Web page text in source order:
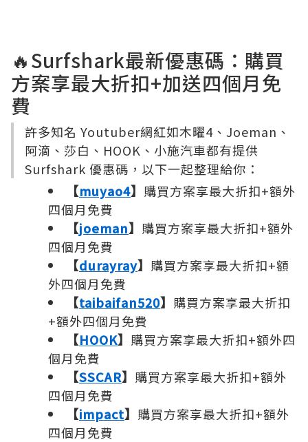
🔥Surfshark最新優惠碼：購買
方案享最大折扣+加送四個月免
費
許多知名 Youtuber網紅如木曜4、Joeman、
阿滴、莎白、HOOK、小施汽車都有提供
Surfshark 優惠碼，以下一起整理給你：
【muyao4】 購買方案享最大折扣+額外
四個月免費
【joeman】 購買方案享最大折扣+額外
四個月免費
【durayray】 購買方案享最大折扣+額
外四個月免費
【taibaifan520】 購買方案享最大折扣
+額外四個月免費
【HOOK】 購買方案享最大折扣+額外四
個月免費
【SSCAR】 購買方案享最大折扣+額外
四個月免費
【impact】 購買方案享最大折扣+額外
四個月免費